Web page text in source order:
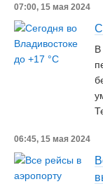
07:00, 15 мая 2024
В
06:45, 15 мая 2024